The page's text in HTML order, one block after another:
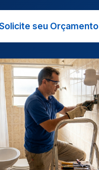
seu Orçamento